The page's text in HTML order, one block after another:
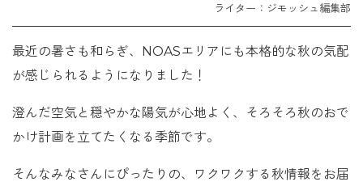
ライター：ジモッシュ編集部
最近の暑さも和らぎ、NOASエリアにも本格的な秋の気配
が感じられるようになりました！
澄んだ空気と穏やかな陽気が心地よく、そろそろ秋のおで
かけ計画を立てたくなる季節です。
そんなみなさんにぴったりの、ワクワクする秋情報をお届